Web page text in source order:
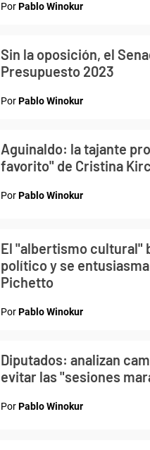
PorPablo Winokur
Sin la oposición, el
Presupuesto 2023
PorPablo Winokur
Aguinaldo: la tajante
favorito" de Cristina
PorPablo Winokur
El "albertismo cultural"
político y se
Pichetto
PorPablo Winokur
Diputados: analizan
evitar las "sesiones
PorPablo Winokur